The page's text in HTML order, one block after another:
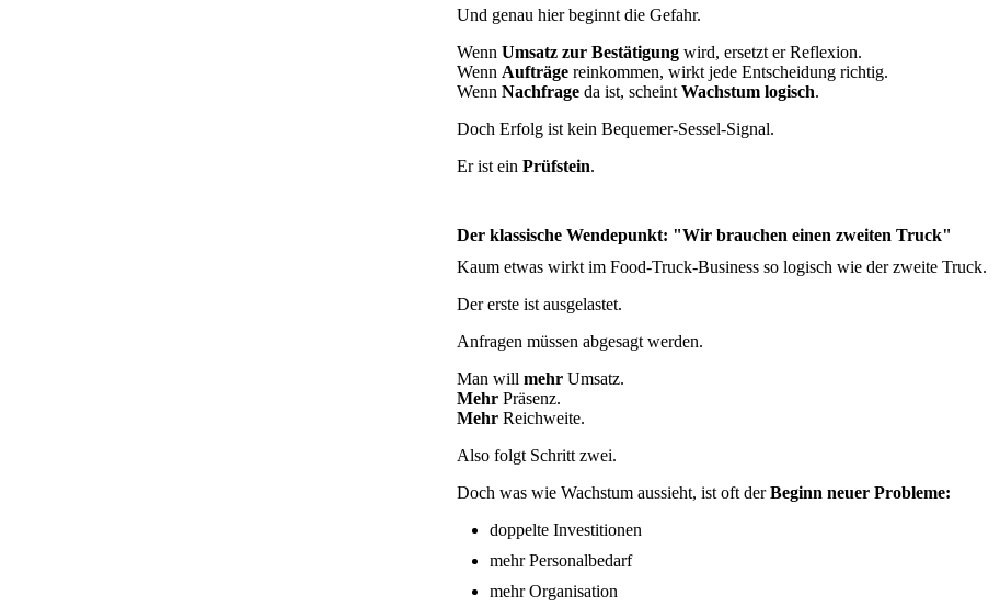
Und genau hier beginnt die Gefahr.
Wenn Umsatz zur Bestätigung wird, ersetzt er Reflexion.
Wenn Aufträge reinkommen, wirkt jede Entscheidung richtig.
Wenn Nachfrage da ist, scheint Wachstum logisch.
Doch Erfolg ist kein Bequemer-Sessel-Signal.
Er ist ein Prüfstein.
Der klassische Wendepunkt: "Wir brauchen einen zweiten Truck"
Kaum etwas wirkt im Food-Truck-Business so logisch wie der zweite Truck.
Der erste ist ausgelastet.
Anfragen müssen abgesagt werden.
Man will mehr Umsatz.
Mehr Präsenz.
Mehr Reichweite.
Also folgt Schritt zwei.
Doch was wie Wachstum aussieht, ist oft derBeginn neuer Probleme:
doppelte Investitionen
mehr Personalbedarf
mehr Organisation